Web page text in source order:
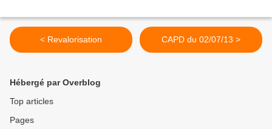
< Revalorisation CAPD du 02/07/13 >
Hébergé par Overblog
Top articles
Pages